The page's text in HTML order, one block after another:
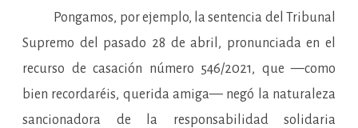
Pongamos, por ejemplo, la sentencia del Tribunal
Supremo del pasado 28 de abril, pronunciada en el
recurso de casación número 546/2021, que —como
bien recordaréis, querida amiga— negó la naturaleza
sancionadora de la responsabilidad solidaria